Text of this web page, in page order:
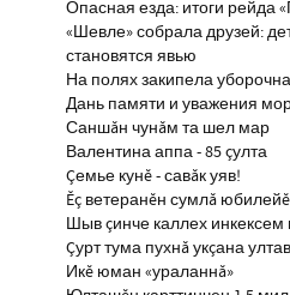
Опасная езда: итоги рейда
«Шевле» собрала друзей:
становятся явью
На полях закипела
Дань памяти и уважения
Саншăн чунăм та шел мар
Валентина аппа - 85 çулта
Çемье кунĕ - савăк уяв!
Ĕç ветеранĕн сумлă юбилейĕ
Шыв çинче каллех инкексем
Çурт тума пухнă укçана
Икĕ юман «ураланнă»